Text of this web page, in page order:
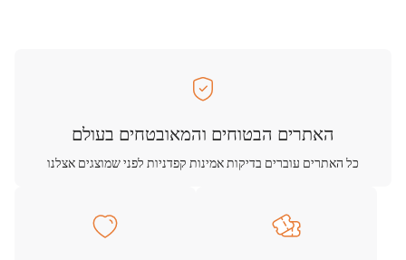
האתרים הבטוחים והמאובטחים בעולם
כל האתרים עוברים בדיקות אמינות קפדניות לפני שמוצגים אצלנו